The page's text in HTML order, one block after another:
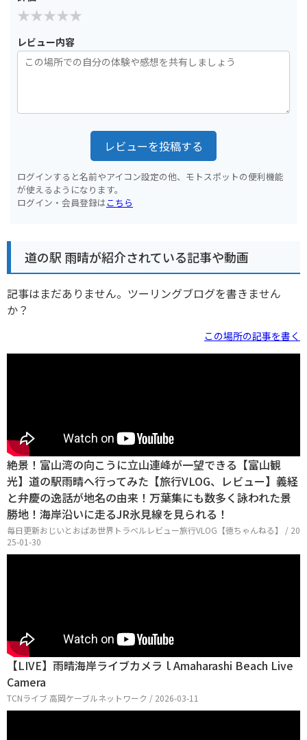
レビュー内容
レビューを投稿する
ログインすると名前やアイコン設定の他、モトスポットの便利機能
が使えるようになります。
ログイン・会員登録はこちら
道の駅 雨晴が紹介されている記事や動画
記事はまだありません。ツーリングブログを書きません
か？
この場所の記事を書く
絶景！富山湾の向こうに立山連峰が一望できる【富山観
光】道の駅雨晴へ行ってみた【旅行VLOG、レビュー】義経
と弁慶の逸話が地名の由来！万葉集にも数多く詠われた景
勝地！海岸沿いに走るJR氷見線を見られる！
毎日更新おじいとおばあ世界トラベルレビュー旅行VLOG【徳ちゃんねる】 / 20
25-01-30
【LIVE】雨晴海岸ライブカメラｌAmaharashi Beach Live
Camera
TCNライブ 高岡ケーブルネットワーク / 2026-03-11